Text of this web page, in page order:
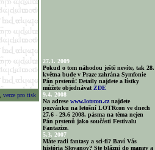
verze pro tisk
27.1. 2009
Pokud o tom náhodou ještě nevíte, tak 28.
května bude v Praze zahrána Symfonie
Pán prstenů! Detaily najdete a lístky
můžete objednávat ZDE
9.4. 2008
Na adrese www.lotrcon.cznajdete
pozvánku na letošní LOTRcon ve dnech
27.6 - 29.6 2008, pásma na téma nejen
Pán prstenů jako součásti Festivalu
Fantazize.
5.3. 2007
Máte radi fantasy a sci-fi? Baví Vás
história Slovanov? Ste blázni do mangy a